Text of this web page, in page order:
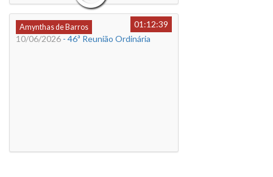
Amynthas de Barros
01:12:39
10/06/2026 - 46ª Reunião Ordinária